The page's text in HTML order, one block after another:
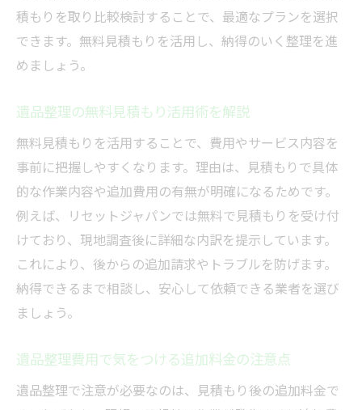
積もりを取り比較検討することで、最適なプランを選択
できます。無料見積もりを活用し、納得のいく整理を進
めましょう。
遺品整理の無料見積もり活用術を解説
無料見積もりを活用することで、費用やサービス内容を
事前に把握しやすくなります。理由は、見積もりで具体
的な作業内容や追加費用の有無が明確になるためです。
例えば、リセットジャパンでは無料で見積もりを受け付
けており、現地調査後に詳細な内訳を提示しています。
これにより、後からの追加請求やトラブルを防げます。
納得できるまで相談し、安心して依頼できる業者を選び
ましょう。
遺品整理費用で気をつける追加料金の注意点
遺品整理で注意が必要なのは、見積もり後の追加料金で